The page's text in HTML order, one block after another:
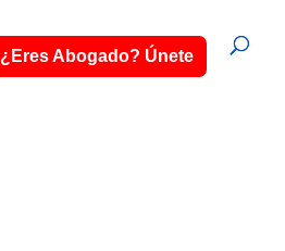
¿Eres Abogado? Únete